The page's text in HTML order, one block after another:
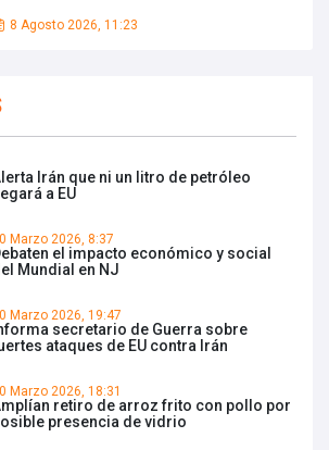
8 Agosto 2026, 11:23
Irán que ni un litro de petróleo
llegará a EU
Marzo 2026, 8:37
el impacto económico y social
Mundial en NJ
Marzo 2026, 19:47
secretario de Guerra sobre
ataques de EU contra Irán
Marzo 2026, 18:31
retiro de arroz frito con pollo por
presencia de vidrio